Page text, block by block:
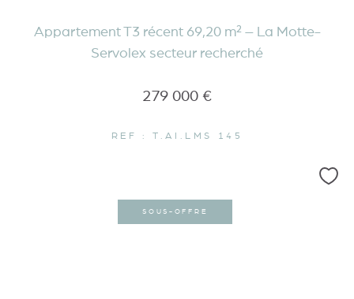
Appartement T3 récent 69,20 m² – La Motte-
Servolex secteur recherché
279 000 €
REF : T.AI.LMS 145
SOUS-OFFRE